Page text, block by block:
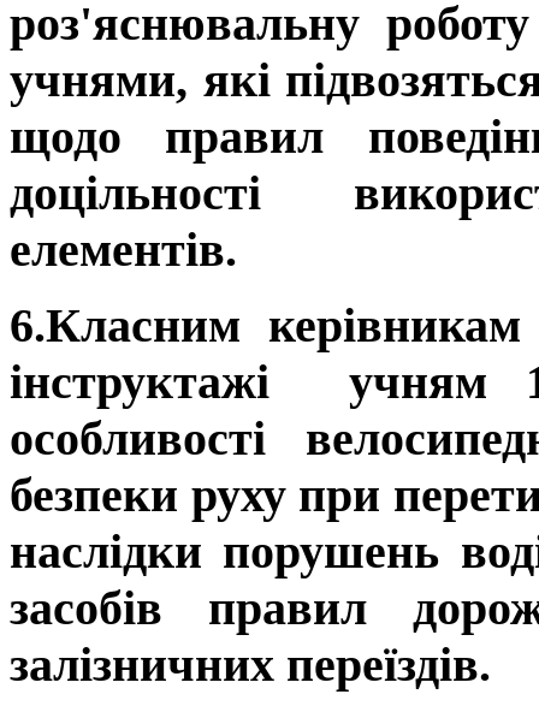
роз'яснювальну
учнями, які
щодо правил
доцільності
елементів.
6.Класним керівникам
інструктажі
особливості
безпеки руху при
наслідки порушень
засобів правил
залізничних переїздів.